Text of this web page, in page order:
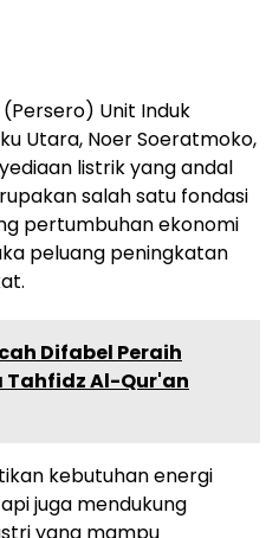
Unit Induk
Utara, Noer Soeratmoko,
listrik yang andal
salah satu fondasi
pertumbuhan ekonomi
peluang peningkatan
Difabel Peraih
Tahfidz Al-Qur'an
kebutuhan energi
juga mendukung